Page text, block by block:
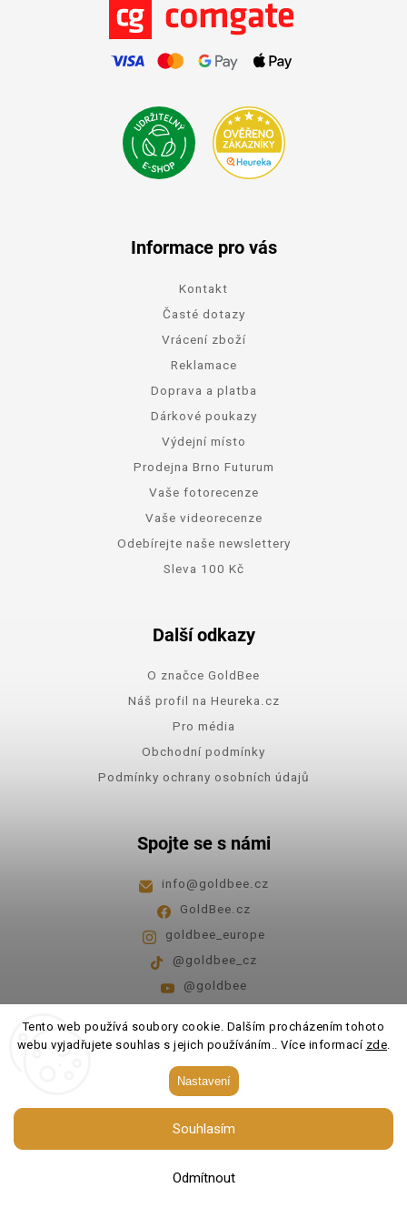
Tento web používá soubory cookie. Dalším procházením tohoto
webu vyjadřujete souhlas s jejich používáním.. Více informací zde.
Nastavení
Odmítnout
Souhlasím
Informace pro vás
Kontakt
Časté dotazy
Vrácení zboží
Reklamace
Doprava a platba
Dárkové poukazy
Výdejní místo
Prodejna Brno Futurum
Vaše fotorecenze
Vaše videorecenze
Odebírejte naše newslettery
Sleva 100 Kč
Další odkazy
O značce GoldBee
Náš profil na Heureka.cz
Pro média
Obchodní podmínky
Podmínky ochrany osobních údajů
Spojte se s námi
info@goldbee.cz
GoldBee.cz
goldbee_europe
@goldbee_cz
@goldbee
Pondělí - pátek 8:00-14:00
GoldBee. Všechna práva vyhrazena.
Upravit nastavení cookies
Shoptet| DesignShoptak.cz.